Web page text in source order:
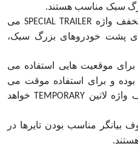
سبک مناسب هستند.
واژه SPECIAL TRAILER می
پشت خودروهای بزرگ سبک،
موقعیت هایی استفاده می
بوده و برای استفاده موقت می
لاتین TEMPORARYخواهد
بیانگر مناسب بودن تایرها در